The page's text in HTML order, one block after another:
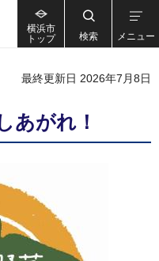
横浜市
トップ
検索 メニュー
最終更新日 2026年7月8日
あがれ！